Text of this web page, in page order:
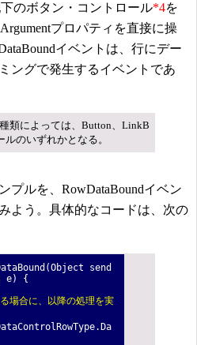
のボタン・コントロール*4を
プロパティを直接に操
イベントは、行にデー
ングで発生するイベントであ
類によっては、Button、LinkB
のいずれかとなる。
ルを、RowDataBoundイベン
よう。具体的なコードは、次の
send
e) {
場合に、以降の処理を実